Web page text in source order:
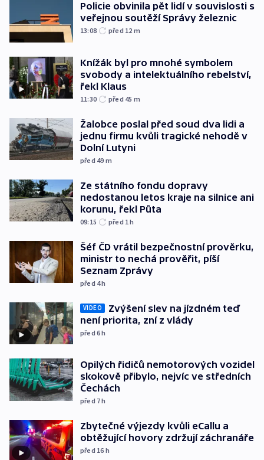
Policie obvinila pět lidí v souvislosti s
veřejnou soutěží Správy železnic
13:08 před 12 m
Knížák byl pro mnohé symbolem
svobody a intelektuálního rebelství,
řekl Klaus
11:30 před 45 m
Žalobce poslal před soud dva lidi a
jednu firmu kvůli tragické nehodě v
Dolní Lutyni
před 49 m
Ze státního fondu dopravy
nedostanou letos kraje na silnice ani
korunu, řekl Půta
09:15 před 1h
Šéf ČD vrátil bezpečnostní prověrku,
ministr to nechá prověřit, píší
Seznam Zprávy
před 4h
VIDEO
Zvýšení slev na jízdném teď
není priorita, zní z vlády
před 6h
Opilých řidičů nemotorových vozidel
skokově přibylo, nejvíc ve středních
Čechách
před 7h
Zbytečné výjezdy kvůli eCallu a
obtěžující hovory zdržují záchranáře
před 16 h